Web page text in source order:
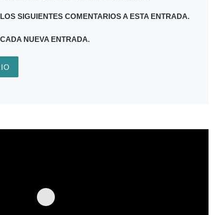
SIGUIENTES COMENTARIOS A ESTA ENTRADA.
NUEVA ENTRADA.